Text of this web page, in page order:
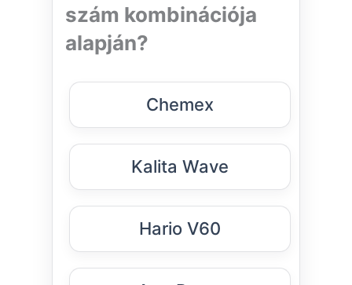
szám kombinációja
alapján?
Chemex
Kalita Wave
Hario V60